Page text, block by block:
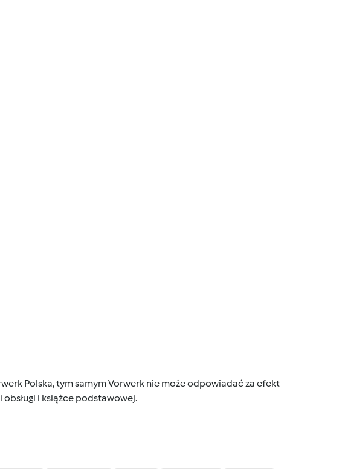
Polska, tym samym Vorwerk nie może odpowiadać za efekt
i książce podstawowej.